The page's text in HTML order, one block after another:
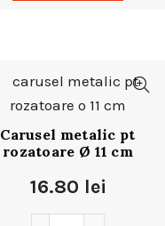
Carusel metalic pt
rozatoare Ø 11 cm
16.80 lei